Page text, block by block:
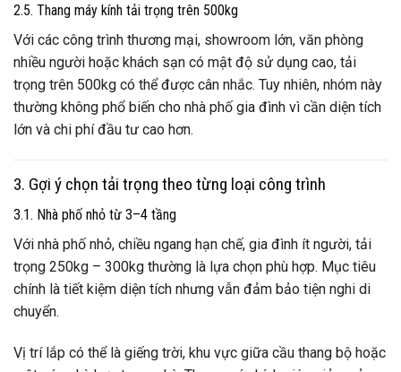
2.5. Thang máy kính tải trọng trên 500kg
Với các công trình thương mại, showroom lớn, văn phòng
nhiều người hoặc khách sạn có mật độ sử dụng cao, tải
trọng trên 500kg có thể được cân nhắc. Tuy nhiên, nhóm này
thường không phổ biến cho nhà phố gia đình vì cần diện tích
lớn và chi phí đầu tư cao hơn.
3. Gợi ý chọn tải trọng theo từng loại công trình
3.1. Nhà phố nhỏ từ 3–4 tầng
Với nhà phố nhỏ, chiều ngang hạn chế, gia đình ít người, tải
trọng 250kg – 300kg thường là lựa chọn phù hợp. Mục tiêu
chính là tiết kiệm diện tích nhưng vẫn đảm bảo tiện nghi di
chuyển.
Vị trí lắp có thể là giếng trời, khu vực giữa cầu thang bộ hoặc